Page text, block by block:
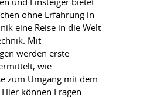
ohne Erfahrung in
eine Reise in die Welt
Mit
werden erste
wie
zum Umgang mit dem
können Fragen